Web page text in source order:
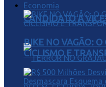
CANDIDATO A
Economia
BIKE NO VAGÃO: O
CICLISMO E